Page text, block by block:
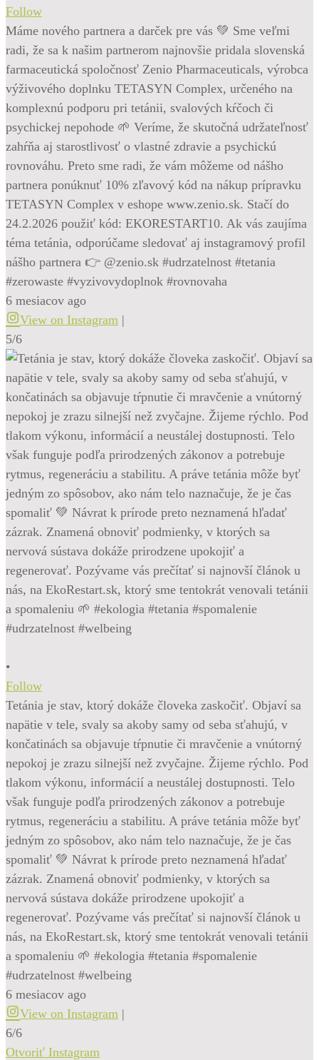
Follow
Máme nového partnera a darček pre vás 💚 Sme veľmi
radi, že sa k našim partnerom najnovšie pridala slovenská
farmaceutická spoločnosť Zenio Pharmaceuticals, výrobca
výživového doplnku TETASYN Complex, určeného na
komplexnú podporu pri tetánii, svalových kŕčoch či
psychickej nepohode 🌱 Veríme, že skutočná udržateľnosť
zahŕňa aj starostlivosť o vlastné zdravie a psychickú
rovnováhu. Preto sme radi, že vám môžeme od nášho
partnera ponúknuť 10% zľavový kód na nákup prípravku
TETASYN Complex v eshope www.zenio.sk. Stačí do
24.2.2026 použiť kód: EKORESTART10. Ak vás zaujíma
téma tetánia, odporúčame sledovať aj instagramový profil
nášho partnera 👉 @zenio.sk #udrzatelnost #tetania
#zerowaste #vyzivovydoplnok #rovnovaha
6 mesiacov ago
View on Instagram |
5/6
•
Follow
Tetánia je stav, ktorý dokáže človeka zaskočiť. Objaví sa
napätie v tele, svaly sa akoby samy od seba sťahujú, v
končatinách sa objavuje tŕpnutie či mravčenie a vnútorný
nepokoj je zrazu silnejší než zvyčajne. Žijeme rýchlo. Pod
tlakom výkonu, informácií a neustálej dostupnosti. Telo
však funguje podľa prirodzených zákonov a potrebuje
rytmus, regeneráciu a stabilitu. A práve tetánia môže byť
jedným zo spôsobov, ako nám telo naznačuje, že je čas
spomaliť 💚 Návrat k prírode preto neznamená hľadať
zázrak. Znamená obnoviť podmienky, v ktorých sa
nervová sústava dokáže prirodzene upokojiť a
regenerovať. Pozývame vás prečítať si najnovší článok u
nás, na EkoRestart.sk, ktorý sme tentokrát venovali tetánii
a spomaleniu 🌱 #ekologia #tetania #spomalenie
#udrzatelnost #welbeing
6 mesiacov ago
View on Instagram |
6/6
Otvoriť Instagram